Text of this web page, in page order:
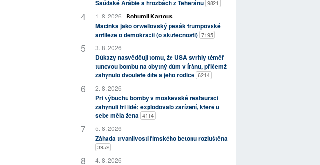
Saúdské Arábie a hrozbách z Teheránu 9821
1. 8. 2026
Bohumil Kartous
Macinka jako orwellovský pěšák trumpovské
antiteze o demokracii (o skutečnosti) 7195
3. 8. 2026
Důkazy nasvědčují tomu, že USA svrhly téměř
tunovou bombu na obytný dům v Íránu, přičemž
zahynulo dvouleté dítě a jeho rodiče 6214
2. 8. 2026
Při výbuchu bomby v moskevské restauraci
zahynuli tři lidé; explodovalo zařízení, které u
sebe měla žena 4114
5. 8. 2026
Záhada trvanlivosti římského betonu rozluštěna
3959
4. 8. 2026